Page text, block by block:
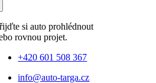
si auto prohlédnout
rovnou projet.
+420 601 508 367
info@auto-targa.cz